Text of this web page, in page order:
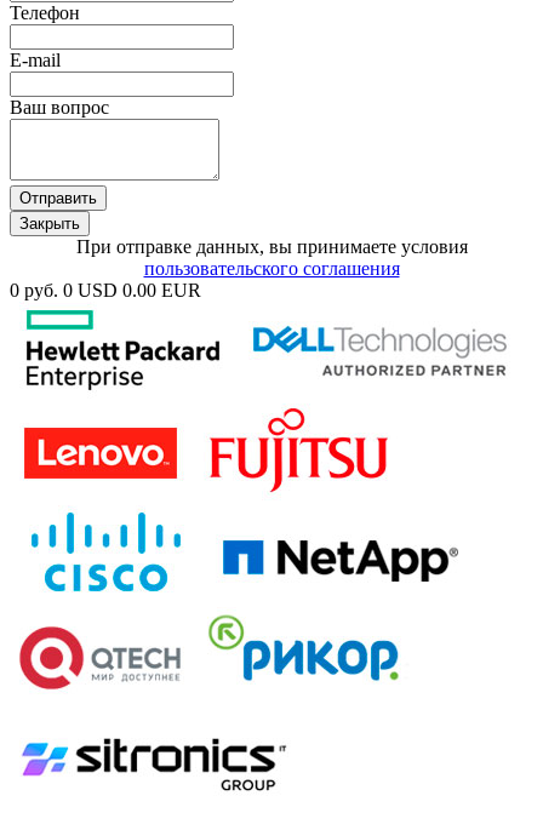
Телефон
E-mail
Ваш вопрос
Отправить
Закрыть
При отправке данных, вы принимаете условия
пользовательского соглашения
0 руб. 0 USD 0.00 EUR